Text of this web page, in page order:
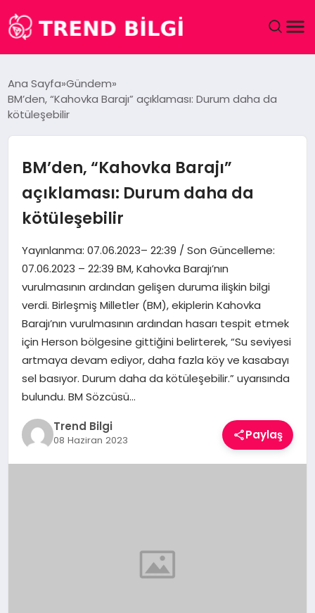
DÜNYA
MAGAZIN
SAĞLIK
SPOR
TEKNOLOJI
YAŞAM
Ana Sayfa Gündem
BM’den, “Kahovka Barajı” açıklaması: Durum daha da
kötüleşebilir
BM’den, “Kahovka Barajı”
açıklaması: Durum daha da
kötüleşebilir
Yayınlanma: 07.06.2023– 22:39 / Son Güncelleme:
07.06.2023 – 22:39 BM, Kahovka Barajı’nın
vurulmasının ardından gelişen duruma ilişkin bilgi
verdi. Birleşmiş Milletler (BM), ekiplerin Kahovka
Barajı’nın vurulmasının ardından hasarı tespit etmek
için Herson bölgesine gittiğini belirterek, “Su seviyesi
artmaya devam ediyor, daha fazla köy ve kasabayı
sel basıyor. Durum daha da kötüleşebilir.” uyarısında
bulundu. BM Sözcüsü…
Trend Bilgi
08 Haziran 2023 Paylaş